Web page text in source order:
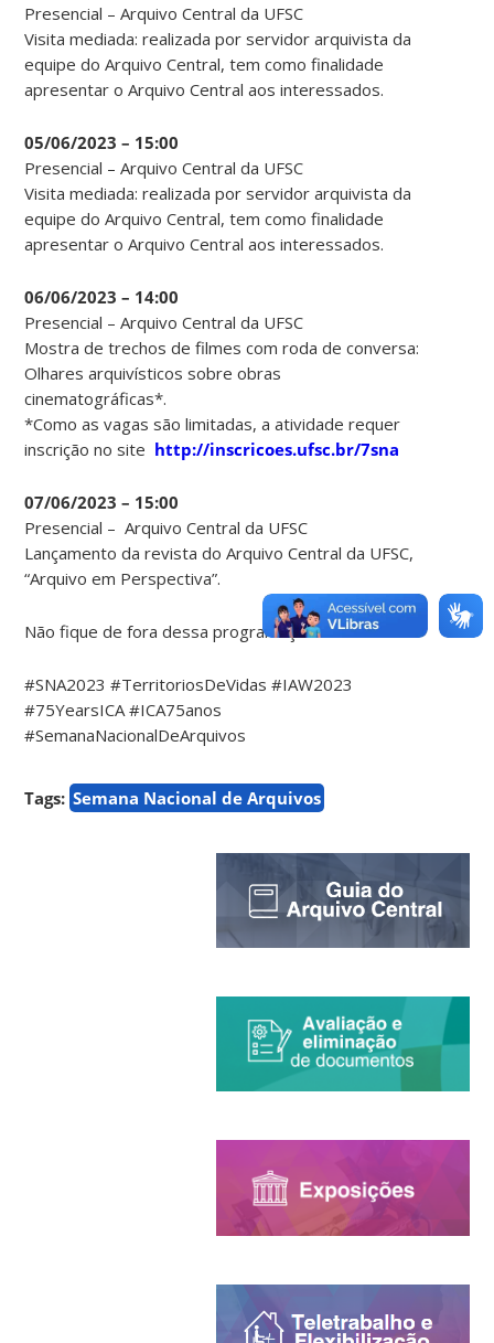
Presencial – Arquivo Central da UFSC
Visita mediada: realizada por servidor arquivista da
equipe do Arquivo Central, tem como finalidade
apresentar o Arquivo Central aos interessados.
05/06/2023 – 15:00
Presencial – Arquivo Central da UFSC
Visita mediada: realizada por servidor arquivista da
equipe do Arquivo Central, tem como finalidade
apresentar o Arquivo Central aos interessados.
06/06/2023 – 14:00
Presencial – Arquivo Central da UFSC
Mostra de trechos de filmes com roda de conversa:
Olhares arquivísticos sobre obras
cinematográficas*.
*Como as vagas são limitadas, a atividade requer
inscrição no site http://inscricoes.ufsc.br/7sna
07/06/2023 – 15:00
Presencial – Arquivo Central da UFSC
Lançamento da revista do Arquivo Central da UFSC,
“Arquivo em Perspectiva”.
Não fique de fora dessa programação!
#SNA2023 #TerritoriosDeVidas #IAW2023
#75YearsICA #ICA75anos
#SemanaNacionalDeArquivos
Tags: Semana Nacional de Arquivos